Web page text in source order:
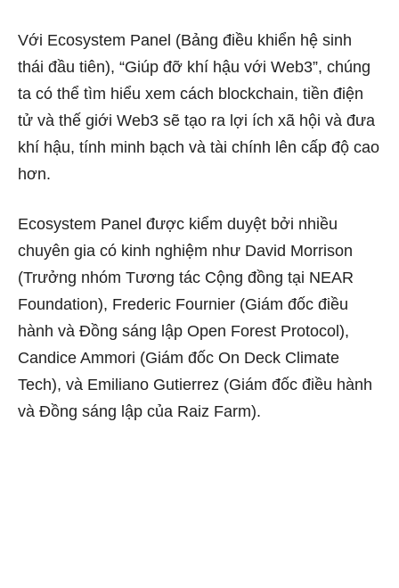
Với Ecosystem Panel (Bảng điều khiển hệ sinh
thái đầu tiên), “Giúp đỡ khí hậu với Web3”, chúng
ta có thể tìm hiểu xem cách blockchain, tiền điện
tử và thế giới Web3 sẽ tạo ra lợi ích xã hội và đưa
khí hậu, tính minh bạch và tài chính lên cấp độ cao
hơn.
Ecosystem Panel được kiểm duyệt bởi nhiều
chuyên gia có kinh nghiệm như David Morrison
(Trưởng nhóm Tương tác Cộng đồng tại NEAR
Foundation), Frederic Fournier (Giám đốc điều
hành và Đồng sáng lập Open Forest Protocol),
Candice Ammori (Giám đốc On Deck Climate
Tech), và Emiliano Gutierrez (Giám đốc điều hành
và Đồng sáng lập của Raiz Farm).